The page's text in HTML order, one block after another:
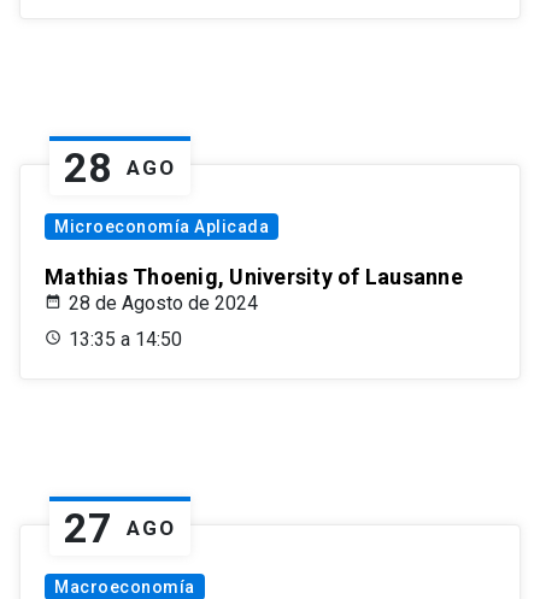
28 AGO
Microeconomía Aplicada
Mathias Thoenig, University of Lausanne
28 de Agosto de 2024
13:35 a 14:50
27 AGO
Macroeconomía